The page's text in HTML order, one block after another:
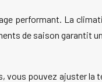
performant. La
de saison garantit
pouvez ajuster la